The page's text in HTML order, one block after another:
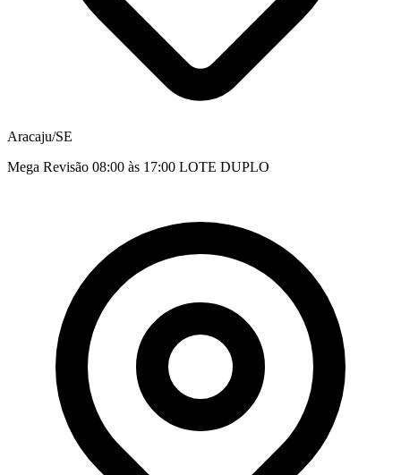
Aracaju/SE
Mega Revisão 08:00 às 17:00 LOTE DUPLO